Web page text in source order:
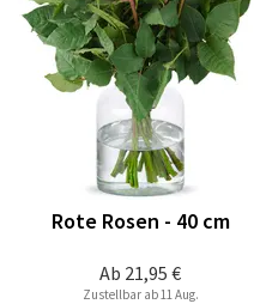
Ab 21,95 €
Rote Rosen - 40 cm
Zustellbar ab 11 Aug.